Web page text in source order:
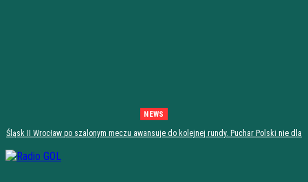
NEWS
Śląsk II Wrocław po szalonym meczu awansuje do kolejnej rundy. Puchar Polski nie dla